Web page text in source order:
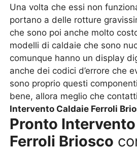
Una volta che essi non
portano a delle rotture
che sono poi anche molto
modelli di caldaie che sono
comunque hanno un display
anche dei codici d’errore che
sono proprio questi
bene, allora meglio che
Intervento Caldaie Ferroli
Pronto
Ferroli Briosco